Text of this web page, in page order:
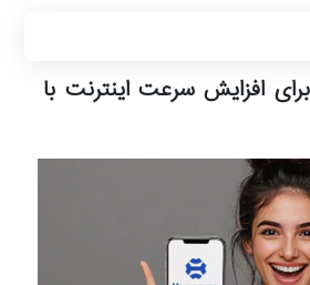
برای افزایش سرعت اینترنت با